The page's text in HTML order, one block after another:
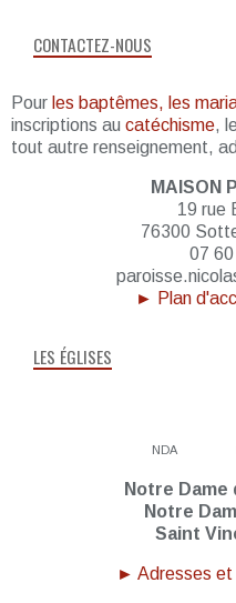
CONTACTEZ-NOUS
Pour les baptêmes, les
inscriptions au catéchisme,
tout autre renseignement,
MAISON
19 rue
76300
07
► Plan
LES ÉGLISES
NDA
Notre
Notre
Saint
► Adresses et